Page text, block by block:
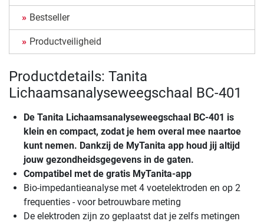
Bestseller
Productveiligheid
Productdetails: Tanita
Lichaamsanalyseweegschaal BC-401
De Tanita Lichaamsanalyseweegschaal BC-401 is
klein en compact, zodat je hem overal mee naartoe
kunt nemen. Dankzij de MyTanita app houd jij altijd
jouw gezondheidsgegevens in de gaten.
Compatibel met de gratis MyTanita-app
Bio-impedantieanalyse met 4 voetelektroden en op 2
frequenties - voor betrouwbare meting
De elektroden zijn zo geplaatst dat je zelfs metingen